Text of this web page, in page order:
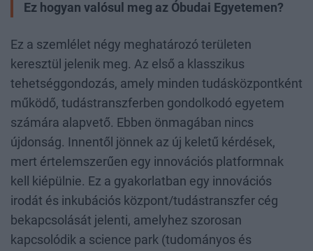
Ez hogyan valósul meg az Óbudai Egyetemen?
Ez a szemlélet négy meghatározó területen
keresztül jelenik meg. Az első a klasszikus
tehetséggondozás, amely minden tudásközpontként
működő, tudástranszferben gondolkodó egyetem
számára alapvető. Ebben önmagában nincs
újdonság. Innentől jönnek az új keletű kérdések,
mert értelemszerűen egy innovációs platformnak
kell kiépülnie. Ez a gyakorlatban egy innovációs
irodát és inkubációs központ/tudástranszfer cég
bekapcsolását jelenti, amelyhez szorosan
kapcsolódik a science park (tudományos és